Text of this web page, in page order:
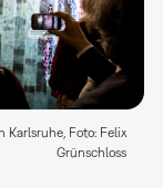
Foto: Felix
Grünschloss